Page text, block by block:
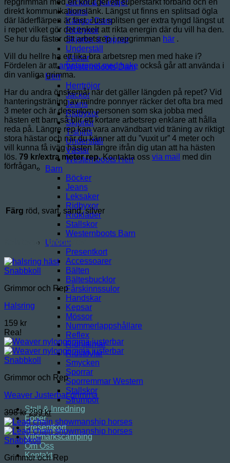
Jackor & Kavajer
Jeans
Kängor Dam
Ridbyxor
Skjortor & Toppar
Underställ
Västar
Westernboots Dam
Herr
Herrtröjor
Jackor
Jeans
Ridbyxor
Skjortor
T-shirts
Underställ
Västar
Westernboots Herr
Barn
Böcker
Jeans
Leksaker
Ridbyxor
Ridkläder
Stallskor
Westernboots Barn
Unisex
Presentkort
Accessoarer
Bälten
Bältesbucklor
Fårskinnssulor
Handskar
Kepsar
Mössor
Nummerlappshållare
Reflex
Ridhjälmar
Ridstövlar
Smycken
Sporrar
Sporremmar Western
Stallskor
Strumpor
Stall & Inredning
Foder
Presentkort
Vildmarkscamping
Om Oss
Kontakt
direkt kommunikationslänk. Längst ut finns en splitsad ögla
där läderflärpen är fäst. Just splitsen ger extra tyngd längst ut
i repet vilket gör det enkelt att rikta energin där du vill ha den.
Se hur du fäster ditt arbetsrep i repgrimman här .
Vill du hellre ha ett lika bra arbetsrep men med hake i?
Fördelen är attarbetsrepet med hake också går att använda i
din vanliga grimma.
Har du andra önskemål när det gäller längden på repet? Vid
hanteringsträning av mindre ponnyer räcker det ofta bra med
3 meter och är dessutom personen som ska jobba med
hästen ett barn så blir ett kortare arbetsrep enklare att hålla
reda på. Längre rep kan vara användbart vid träning av riktigt
stora hästar och när du känner att du ”vuxit ur” 4 meter och
vill kunna få iväg hästen längre ifrån dig utan att ha hästen
lös. 79 kr/extra meter rep.Kontakta oss via mail med din
förfrågan.
Färg röd, svart, sand, silver
Relaterade produkter
Snabbkoll
Grimmor och Rep
Halsring
159 kr
Rea!
Snabbkoll
Grimmor och Rep
Weaver Justerbar grimma
398krDet
ursprungliga
priset
var:
398 kr.
299krDet
nuvarande
priset
är:
299 kr.
Snabbkoll
Grimmor och Rep